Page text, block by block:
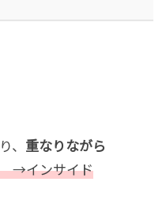
重なりながら
→インサイド